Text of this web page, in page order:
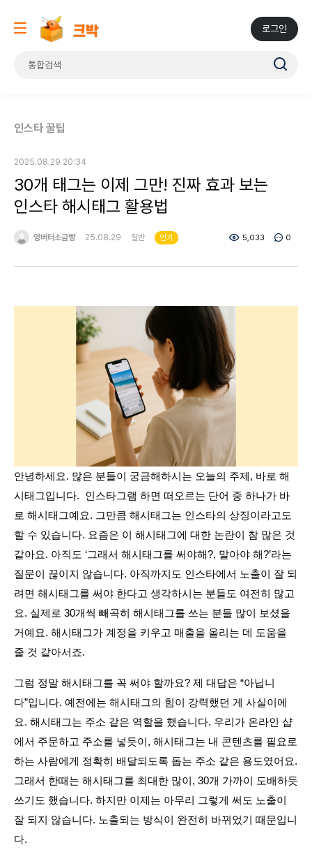
로그인
인스타 꿀팁
2025.08.29 20:34
30개 태그는 이제 그만! 진짜 효과 보는
인스타 해시태그 활용법
앙버터소금빵 25.08.29 일반 인기 5,033 0
안녕하세요. 많은 분들이 궁금해하시는 오늘의 주제, 바로 해
시태그입니다.  인스타그램 하면 떠오르는 단어 중 하나가 바
로 해시태그예요. 그만큼 해시태그는 인스타의 상징이라고도
할 수 있습니다. 요즘은 이 해시태그에 대한 논란이 참 많은 것
같아요. 아직도 ‘그래서 해시태그를 써야해?, 말아야 해?’라는
질문이 끊이지 않습니다. 아직까지도 인스타에서 노출이 잘 되
려면 해시태그를 써야 한다고 생각하시는 분들도 여전히 많고
요. 실제로 30개씩 빼곡히 해시태그를 쓰는 분들 많이 보셨을
거예요. 해시태그가 계정을 키우고 매출을 올리는 데 도움을
줄 것 같아서죠.
그럼 정말 해시태그를 꼭 써야 할까요? 제 대답은 “아닙니
다”입니다. 예전에는 해시태그의 힘이 강력했던 게 사실이에
요. 해시태그는 주소 같은 역할을 했습니다. 우리가 온라인 샵
에서 주문하고 주소를 넣듯이, 해시태그는 내 콘텐츠를 필요로
하는 사람에게 정확히 배달되도록 돕는 주소 같은 용도였어요.
그래서 한때는 해시태그를 최대한 많이, 30개 가까이 도배하듯
쓰기도 했습니다. 하지만 이제는 아무리 그렇게 써도 노출이
잘 되지 않습니다. 노출되는 방식이 완전히 바뀌었기 때문입니
다.